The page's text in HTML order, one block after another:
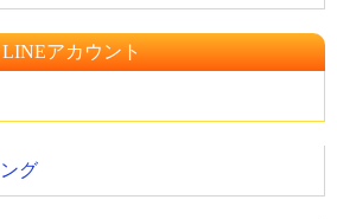
LINEアカウント